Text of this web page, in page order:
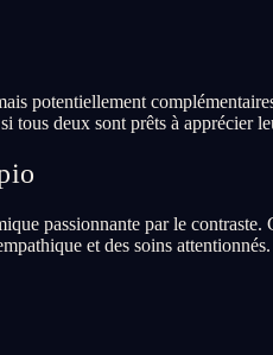
potentiellement
tous deux sont prêts à apprécier
passionnante par le
et des soins